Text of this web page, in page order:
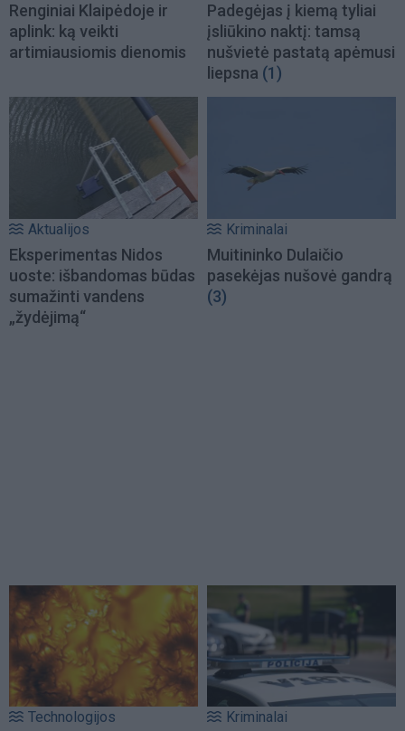
Renginiai Klaipėdoje ir
aplink: ką veikti
artimiausiomis dienomis
Padegėjas į kiemą tyliai
įsliūkino naktį: tamsą
nušvietė pastatą apėmusi
liepsna (1)
Aktualijos
Eksperimentas Nidos
uoste: išbandomas būdas
sumažinti vandens
„žydėjimą“
Kriminalai
Muitininko Dulaičio
pasekėjas nušovė gandrą
(3)
Technologijos Kriminalai